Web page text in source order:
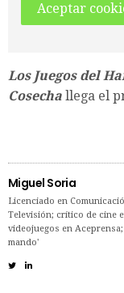
Aceptar
Los Juegos del
Cosecha llega el
Miguel Soria
Licenciado en
Televisión; crítico de cine
videojuegos en
mando'